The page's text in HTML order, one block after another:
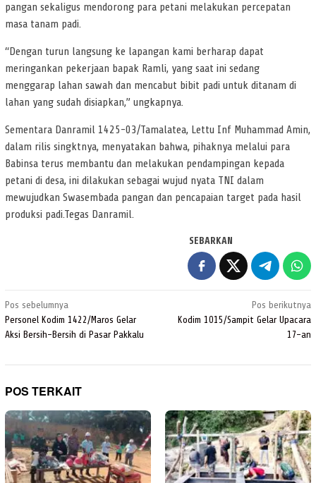
pangan sekaligus mendorong para petani melakukan percepatan
masa tanam padi.
“Dengan turun langsung ke lapangan kami berharap dapat
meringankan pekerjaan bapak Ramli, yang saat ini sedang
menggarap lahan sawah dan mencabut bibit padi untuk ditanam di
lahan yang sudah disiapkan,” ungkapnya.
Sementara Danramil 1425-03/Tamalatea, Lettu Inf Muhammad Amin,
dalam rilis singktnya, menyatakan bahwa, pihaknya melalui para
Babinsa terus membantu dan melakukan pendampingan kepada
petani di desa, ini dilakukan sebagai wujud nyata TNI dalam
mewujudkan Swasembada pangan dan pencapaian target pada hasil
produksi padi.Tegas Danramil.
SEBARKAN
Navigasi
pos
Pos sebelumnya
Personel Kodim 1422/Maros Gelar
Aksi Bersih-Bersih di Pasar Pakkalu
Pos berikutnya
Kodim 1015/Sampit Gelar Upacara
17-an
POS TERKAIT